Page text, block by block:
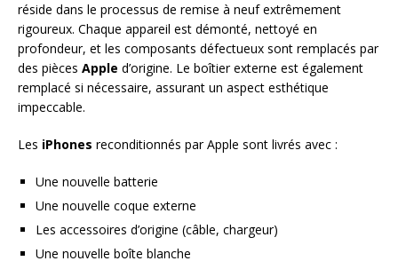
réside dans le processus de remise à neuf extrêmement
rigoureux. Chaque appareil est démonté, nettoyé en
profondeur, et les composants défectueux sont remplacés par
des pièces Apple d’origine. Le boîtier externe est également
remplacé si nécessaire, assurant un aspect esthétique
impeccable.
Les iPhones reconditionnés par Apple sont livrés avec :
Une nouvelle batterie
Une nouvelle coque externe
Les accessoires d’origine (câble, chargeur)
Une nouvelle boîte blanche